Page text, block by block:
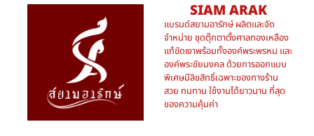
SIAM ARAK
แบรนด์สยามอารักษ์ ผลิตและจัด
จำหน่าย ชุดตุ๊กตาตั้งศาลทองเหลือง
แท้ขัดเงาพร้อมทั้งองค์พระพรหม และ
องค์พระชัยมงคล ด้วยการออกแบบ
พิเศษมีลิขสิทธิ์เฉพาะของทางร้าน
สวย ทนทาน ใช้งานได้ยาวนาน ที่สุด
ของความคุ้มค่า